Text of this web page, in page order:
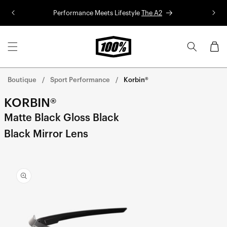
Performance Meets Lifestyle The A2
Panier
Boutique Sport Performance Korbin®
KORBIN®
Matte Black Gloss Black
Black Mirror Lens
informations
sur le